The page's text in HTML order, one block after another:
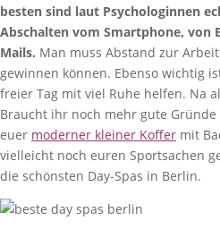
besten sind laut Psychologinnen
Abschalten vom Smartphone, von
Mails. Man muss Abstand zur
gewinnen können. Ebenso wichtig
freier Tag mit viel Ruhe helfen. Na
Braucht ihr noch mehr gute
euer moderner kleiner Koffer mit
vielleicht noch euren Sportsachen
die schönsten Day-Spas in Berlin.